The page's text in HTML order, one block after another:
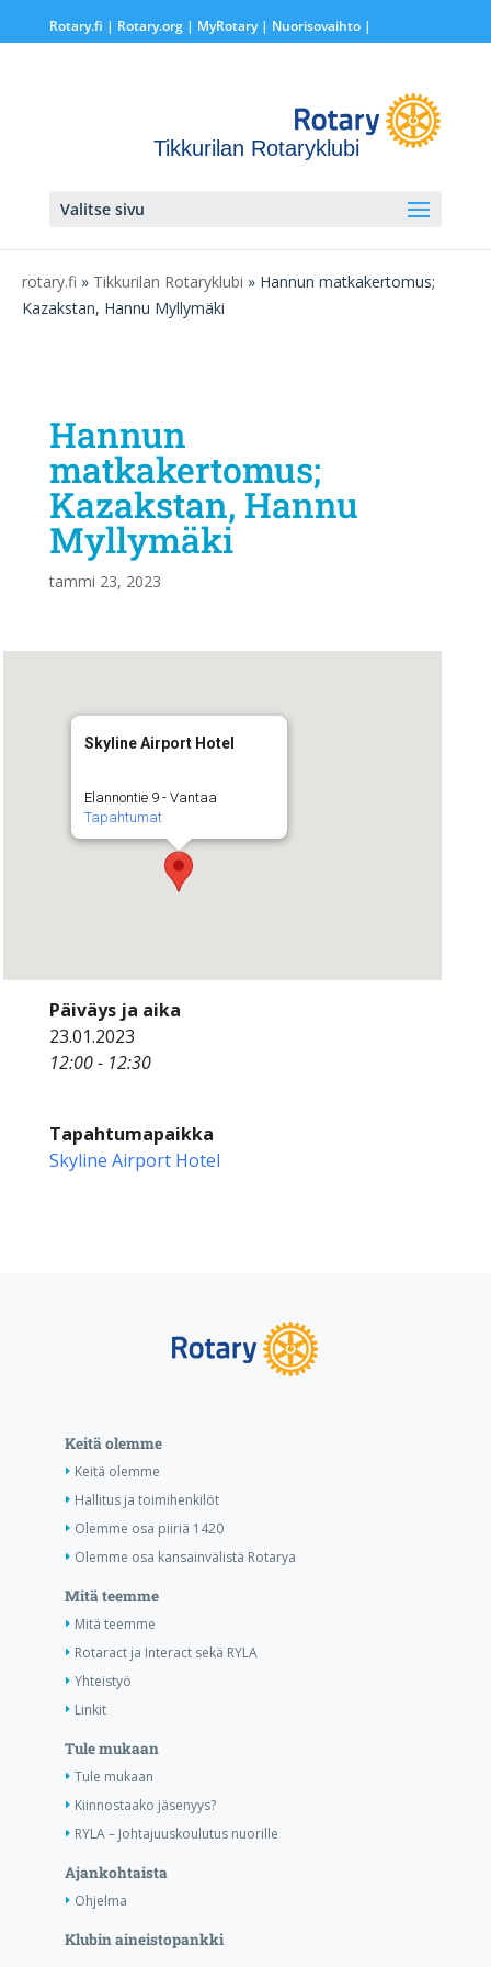
Rotary.fi | Rotary.org| MyRotary | Nuorisovaihto|
Tikkurilan Rotaryklubi
Valitse sivu
rotary.fi » Tikkurilan Rotaryklubi » Hannun matkakertomus;
Kazakstan, Hannu Myllymäki
Hannun
matkakertomus;
Kazakstan, Hannu
Myllymäki
tammi 23, 2023
Skyline Airport Hotel
Elannontie 9 - Vantaa
Tapahtumat
Päiväys ja aika
23.01.2023
12:00 - 12:30
Tapahtumapaikka
Skyline Airport Hotel
Keitä olemme
Keitä olemme
Hallitus ja toimihenkilöt
Olemme osa piiriä 1420
Olemme osa kansainvälistä Rotarya
Mitä teemme
Mitä teemme
Rotaract ja Interact sekä RYLA
Yhteistyö
Linkit
Tule mukaan
Tule mukaan
Kiinnostaako jäsenyys?
RYLA – Johtajuuskoulutus nuorille
Ajankohtaista
Ohjelma
Klubin aineistopankki